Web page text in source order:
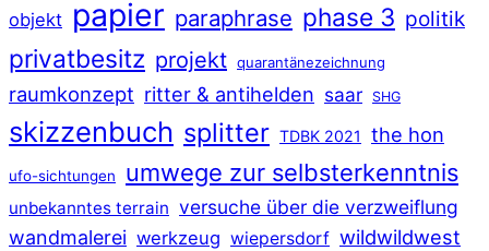
objekt papier paraphrase phase 3 politik
privatbesitz projekt quarantänezeichnung
raumkonzept ritter & antihelden saar SHG
skizzenbuch splitter TDBK 2021 the hon
ufo-sichtungen umwege zur selbsterkenntnis
unbekanntes terrain versuche über die verzweiflung
wandmalerei werkzeug wiepersdorf wildwildwest